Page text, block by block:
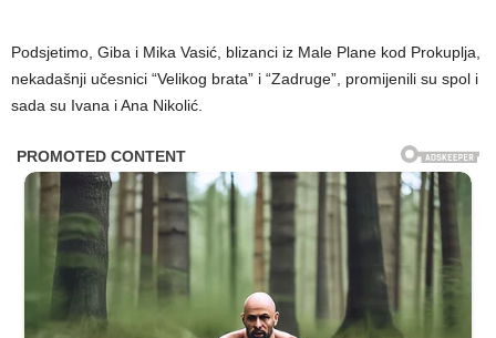
Podsjetimo, Giba i Mika Vasić, blizanci iz Male Plane kod Prokuplja,
nekadašnji učesnici “Velikog brata” i “Zadruge”, promijenili su spol i
sada su Ivana i Ana Nikolić.